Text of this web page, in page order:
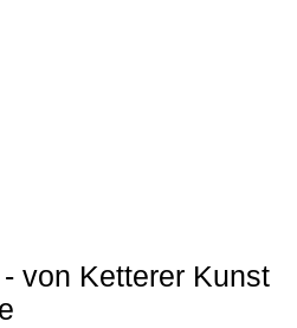
von Ketterer Kunst